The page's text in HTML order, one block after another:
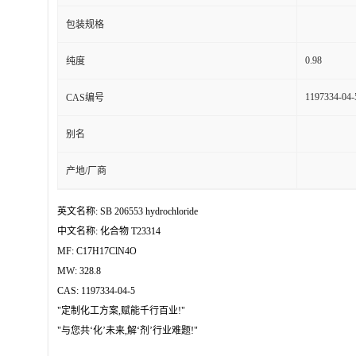
包装规格
纯度 0.98
CAS编号 1197334-04-
别名
产地/厂商
英文名称: SB 206553 hydrochloride
中文名称: 化合物 T23314
MF: C17H17ClN4O
MW: 328.8
CAS: 1197334-04-5
"定制化工方案,赋能千行百业!"
"与您共‘化’未来,解‘剂’行业难题!"